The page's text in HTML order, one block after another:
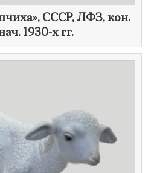
СССР, ЛФЗ, кон.
1930-х гг.